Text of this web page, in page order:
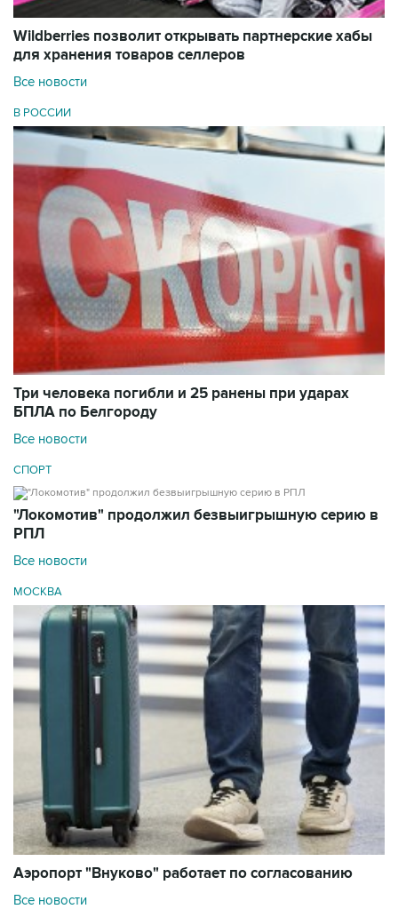
Wildberries позволит открывать партнерские хабы
для хранения товаров селлеров
Все новости
В РОССИИ
Три человека погибли и 25 ранены при ударах
БПЛА по Белгороду
Все новости
СПОРТ
"Локомотив" продолжил безвыигрышную серию в
РПЛ
Все новости
МОСКВА
Аэропорт "Внуково" работает по согласованию
Все новости